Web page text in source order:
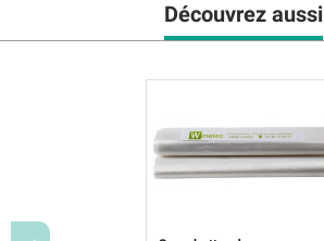
Découvrez aussi